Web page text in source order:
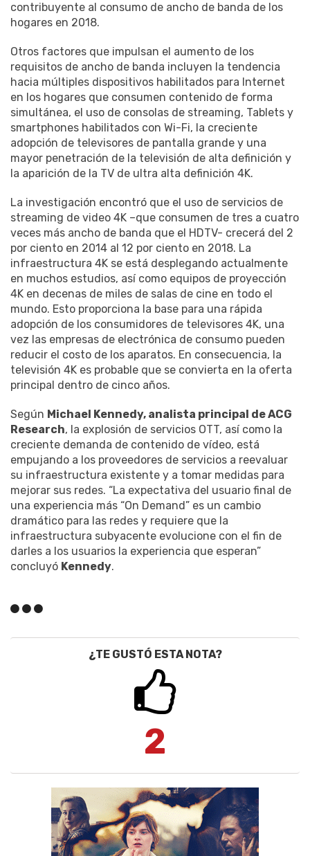
contribuyente al consumo de ancho de banda de los
hogares en 2018.
Otros factores que impulsan el aumento de los
requisitos de ancho de banda incluyen la tendencia
hacia múltiples dispositivos habilitados para Internet
en los hogares que consumen contenido de forma
simultánea, el uso de consolas de streaming, Tablets y
smartphones habilitados con Wi-Fi, la creciente
adopción de televisores de pantalla grande y una
mayor penetración de la televisión de alta definición y
la aparición de la TV de ultra alta definición 4K.
La investigación encontró que el uso de servicios de
streaming de video 4K –que consumen de tres a cuatro
veces más ancho de banda que el HDTV- crecerá del 2
por ciento en 2014 al 12 por ciento en 2018. La
infraestructura 4K se está desplegando actualmente
en muchos estudios, así como equipos de proyección
4K en decenas de miles de salas de cine en todo el
mundo. Esto proporciona la base para una rápida
adopción de los consumidores de televisores 4K, una
vez las empresas de electrónica de consumo pueden
reducir el costo de los aparatos. En consecuencia, la
televisión 4K es probable que se convierta en la oferta
principal dentro de cinco años.
Según Michael Kennedy, analista principal de ACG
Research, la explosión de servicios OTT, así como la
creciente demanda de contenido de vídeo, está
empujando a los proveedores de servicios a reevaluar
su infraestructura existente y a tomar medidas para
mejorar sus redes. “La expectativa del usuario final de
una experiencia más “On Demand” es un cambio
dramático para las redes y requiere que la
infraestructura subyacente evolucione con el fin de
darles a los usuarios la experiencia que esperan”
concluyó Kennedy.
¿TE GUSTÓ ESTA NOTA?
2